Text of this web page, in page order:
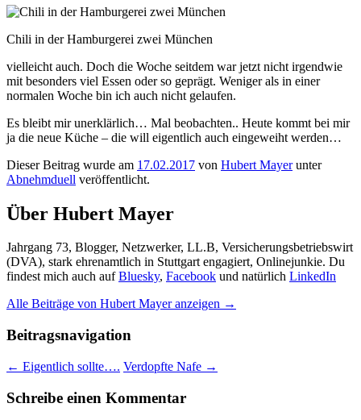
Chili in der Hamburgerei zwei München
vielleicht auch. Doch die Woche seitdem war jetzt nicht irgendwie
mit besonders viel Essen oder so geprägt. Weniger als in einer
normalen Woche bin ich auch nicht gelaufen.
Es bleibt mir unerklärlich… Mal beobachten.. Heute kommt bei mir
ja die neue Küche – die will eigentlich auch eingeweiht werden…
Dieser Beitrag wurde am 17.02.2017 von Hubert Mayerunter
Abnehmduell veröffentlicht.
Über Hubert Mayer
Jahrgang 73, Blogger, Netzwerker, LL.B, Versicherungsbetriebswirt
(DVA), stark ehrenamtlich in Stuttgart engagiert, Onlinejunkie. Du
findest mich auch aufBluesky, Facebook und natürlich LinkedIn
Alle Beiträge von Hubert Mayer anzeigen →
Beitragsnavigation
← Eigentlich sollte…. Verdopfte Nafe →
Schreibe einen Kommentar